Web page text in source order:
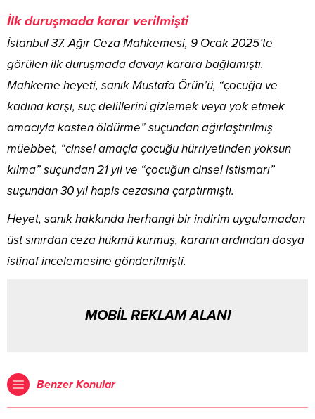
İlk duruşmada karar verilmişti
İstanbul 37. Ağır Ceza Mahkemesi, 9 Ocak 2025’te
görülen ilk duruşmada davayı karara bağlamıştı.
Mahkeme heyeti, sanık Mustafa Örün’ü, “çocuğa ve
kadına karşı, suç delillerini gizlemek veya yok etmek
amacıyla kasten öldürme” suçundan ağırlaştırılmış
müebbet, “cinsel amaçla çocuğu hürriyetinden yoksun
kılma” suçundan 21 yıl ve “çocuğun cinsel istismarı”
suçundan 30 yıl hapis cezasına çarptırmıştı.
Heyet, sanık hakkında herhangi bir indirim uygulamadan
üst sınırdan ceza hükmü kurmuş, kararın ardından dosya
istinaf incelemesine gönderilmişti.
MOBİL REKLAM ALANI
Benzer Konular